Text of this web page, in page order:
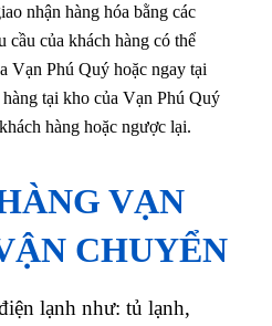
nhận hàng hóa bằng các
cầu của khách hàng có thể
Vạn Phú Quý hoặc ngay tại
tại kho của Vạn Phú Quý
hàng hoặc ngược lại.
VẠN
CHUYỂN
lạnh như: tủ lạnh,